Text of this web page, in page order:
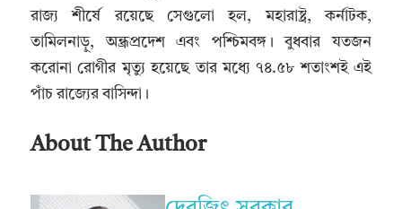
রাজ্য শীর্ষে রয়েছে সেগুলো হল, মহারাষ্ট্র, কর্নাটক,
তামিলনাড়ু, অন্ধ্রপ্রদেশ এবং পশ্চিমবঙ্গ। বুধবার যতজন
করোনা রোগীর মৃত্যু হয়েছে তার মধ্যে ৭৪.৫৮ শতাংশই এই
পাঁচ রাজ্যের বাসিন্দা।
About The Author